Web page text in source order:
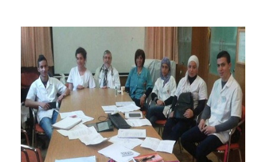
מיותרים
אבחון
מדויק
של
סרטן,
דרכי
המרה
שחוסכת
ניתוחים
מיותרים